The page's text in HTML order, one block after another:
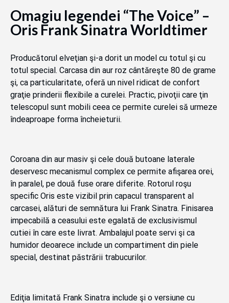
Omagiu legendei “The Voice” –
Oris Frank Sinatra Worldtimer
Producătorul elveţian şi-a dorit un model cu totul şi cu
totul special. Carcasa din aur roz cântăreşte 80 de grame
şi, ca particularitate, oferă un nivel ridicat de confort
graţie prinderii flexibile a curelei. Practic, pivoţii care ţin
telescopul sunt mobili ceea ce permite curelei să urmeze
îndeaproape forma încheieturii.
Coroana din aur masiv şi cele două butoane laterale
deservesc mecanismul complex ce permite afişarea orei,
în paralel, pe două fuse orare diferite. Rotorul roşu
specific Oris este vizibil prin capacul transparent al
carcasei, alături de semnătura lui Frank Sinatra. Finisarea
impecabilă a ceasului este egalată de exclusivismul
cutiei în care este livrat. Ambalajul poate servi şi ca
humidor deoarece include un compartiment din piele
special, destinat păstrării trabucurilor.
Ediţia limitată Frank Sinatra include şi o versiune cu